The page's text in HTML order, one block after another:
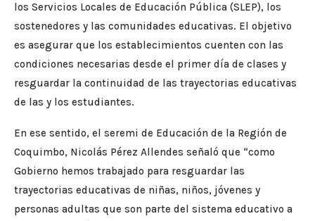
los Servicios Locales de Educación Pública (SLEP), los
sostenedores y las comunidades educativas. El objetivo
es asegurar que los establecimientos cuenten con las
condiciones necesarias desde el primer día de clases y
resguardar la continuidad de las trayectorias educativas
de las y los estudiantes.
En ese sentido, el seremi de Educación de la Región de
Coquimbo, Nicolás Pérez Allendes señaló que “como
Gobierno hemos trabajado para resguardar las
trayectorias educativas de niñas, niños, jóvenes y
personas adultas que son parte del sistema educativo a